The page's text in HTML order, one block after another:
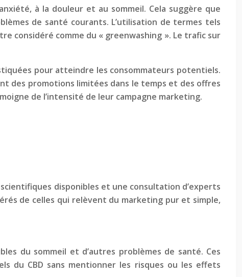
à la douleur et au sommeil. Cela suggère que
de santé courants. L’utilisation de termes tels
considéré comme du « greenwashing ». Le trafic sur
pour atteindre les consommateurs potentiels.
des promotions limitées dans le temps et des offres
de l’intensité de leur campagne marketing.
disponibles et une consultation d’experts
de celles qui relèvent du marketing pur et simple,
du sommeil et d’autres problèmes de santé. Ces
du CBD sans mentionner les risques ou les effets